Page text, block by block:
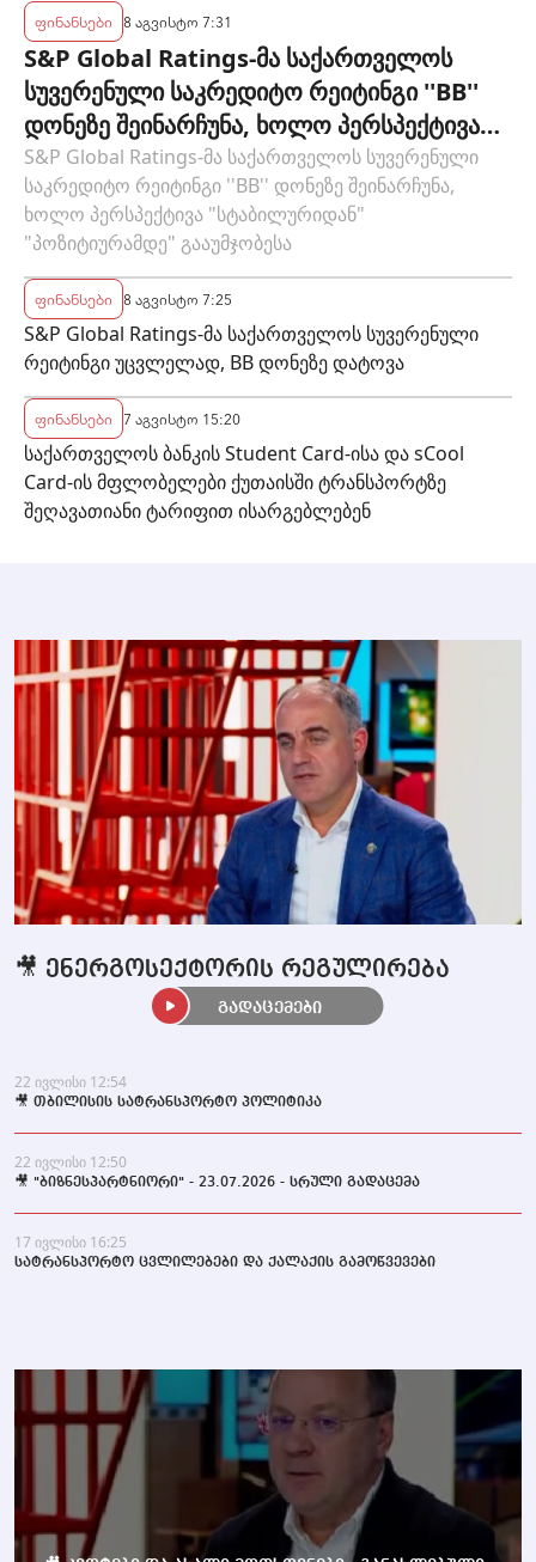
ფინანსები 8 აგვისტო 7:31
S&P Global Ratings-მა საქართველოს
სუვერენული საკრედიტო რეიტინგი ''BB''
დონეზე შეინარჩუნა, ხოლო პერსპექტივა
"სტაბილურიდან" "პოზიტიურამდე"
გააუმჯობესა
S&P Global Ratings-მა საქართველოს სუვერენული
საკრედიტო რეიტინგი ''BB'' დონეზე შეინარჩუნა,
ხოლო პერსპექტივა "სტაბილურიდან"
"პოზიტიურამდე" გააუმჯობესა
ფინანსები 8 აგვისტო 7:25
S&P Global Ratings-მა საქართველოს სუვერენული
რეიტინგი უცვლელად, BB დონეზე დატოვა
ფინანსები 7 აგვისტო 15:20
საქართველოს ბანკის Student Card-ისა და sCool
Card-ის მფლობელები ქუთაისში ტრანსპორტზე
შეღავათიანი ტარიფით ისარგებლებენ
22 ივლისი 12:54
🎥 თბილისის სატრანსპორტო პოლიტიკა
22 ივლისი 12:50
🎥 "ბიზნესპარტნიორი" - 23.07.2026 - სრული გადაცემა
17 ივლისი 16:25
სატრანსპორტო ცვლილებები და ქალაქის გამოწვევები
🎥 ენერგოსექტორის რეგულირება
გადაცემები